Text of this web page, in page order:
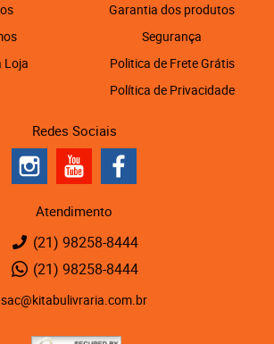
Loja
Garantia dos produtos
Segurança
Politica de Frete Grátis
Política de Privacidade
Redes Sociais
Atendimento
(21) 98258-8444
(21) 98258-8444
sac@kitabulivraria.com.br